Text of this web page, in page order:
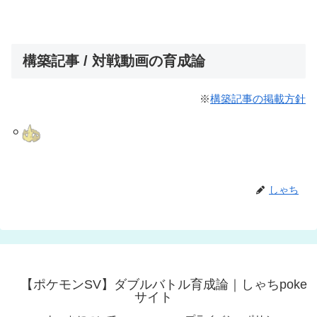
構築記事 / 対戦動画の育成論
※構築記事の掲載方針
⚪︎
しゃち
【ポケモンSV】ダブルバトル育成論｜しゃちpoke
サイト